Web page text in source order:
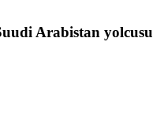
Arabistan yolcusu